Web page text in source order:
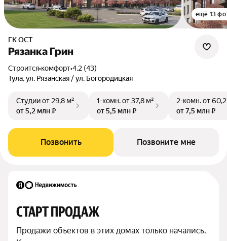
ещё 13
ГК ОСТ
Рязанка Грин
Строится•комфорт•4.2 (43)
Тула, ул. Рязанская / ул. Богородицкая
Студииот 29,8 м²
от 5,2 млн ₽
1-комн.от 37,8 м²
от 5,5 млн ₽
2-комн.от
от 7,5 млн ₽
Позвонить Позвоните мне
СТАРТ ПРОДАЖ
Продажи объектов в этих домах только начались.